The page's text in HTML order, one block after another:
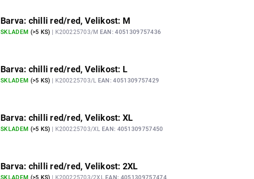
Barva: chilli red/red, Velikost: M
SKLADEM (>5 KS) | K200225703/M EAN: 4051309757436
Barva: chilli red/red, Velikost: L
SKLADEM (>5 KS) | K200225703/L EAN: 4051309757429
Barva: chilli red/red, Velikost: XL
SKLADEM (>5 KS) | K200225703/XL EAN: 4051309757450
Barva: chilli red/red, Velikost: 2XL
SKLADEM (>5 KS) | K200225703/2XL EAN: 4051309757474